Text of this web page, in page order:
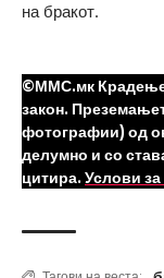
на бракот.
©ММС.мк
закон.
фотографии) од
делумно и со
цитира. Услови